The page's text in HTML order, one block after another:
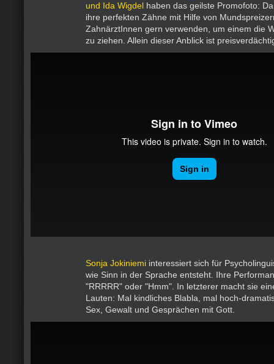
und Ida Wigdel haben das geilste Promofoto:
ihre perfekten Zähne mit Hilfe von
ZahnärztInnen gern verwenden, um einem die
zu ziehen. Allein dieser Anblick ist
Sonja Jokiniemi interessiert sich für
wie Sinn in der Sprache entsteht. Ihre
"RRRRR" oder "Hmm". In letzterer macht sie
Lauten: Mal kindliches Blabla, mal hoch-
Sex, Gewalt und Gesprächen mit Gott.